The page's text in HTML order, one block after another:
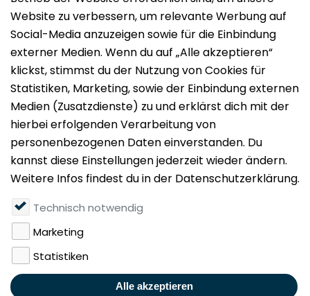
Impressum
Datenschutz
Nutzungsbedingungen
Mieten
Vermieten
Über uns
Presse
Geldwäschegesetz